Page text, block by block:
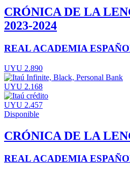
CRÓNICA DE LA
2023-2024
REAL ACADEMIA
UYU 2.890
UYU 2.168
UYU 2.457
Disponible
CRÓNICA DE LA
REAL ACADEMIA